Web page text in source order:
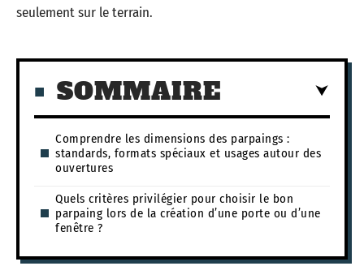
seulement sur le terrain.
SOMMAIRE
Comprendre les dimensions des parpaings :
standards, formats spéciaux et usages autour des
ouvertures
Quels critères privilégier pour choisir le bon
parpaing lors de la création d’une porte ou d’une
fenêtre ?